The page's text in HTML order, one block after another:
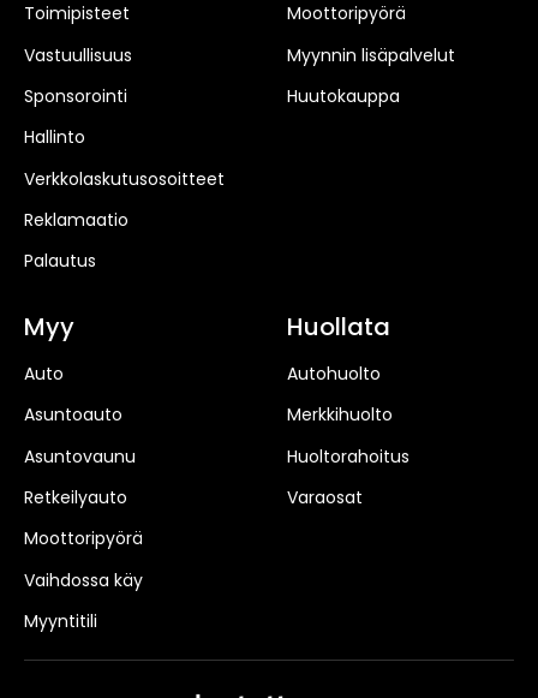
Toimipisteet
Vastuullisuus
Sponsorointi
Hallinto
Verkkolaskutusosoitteet
Reklamaatio
Palautus
Moottoripyörä
Myynnin lisäpalvelut
Huutokauppa
Myy
Auto
Asuntoauto
Asuntovaunu
Retkeilyauto
Moottoripyörä
Vaihdossa käy
Myyntitili
Huollata
Autohuolto
Merkkihuolto
Huoltorahoitus
Varaosat